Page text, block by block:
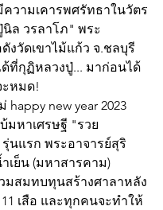
วามเคารพศรัทธาในวัตร
ล วรลาโภ" พระ
งวัดเขาไม้แก้ว จ.ชลบุรี
ที่กุฏิหลวงปู่... มาก่อนได้
ะหมด!
new year 2023
มหาเศรษฐี "รวย
นแรก พระอาจารย์สุริ
เย็น (มหาสารคาม)
มสมทบทุนสร้างศาลาหลัง
เสือ และทุกคนจะทำให้